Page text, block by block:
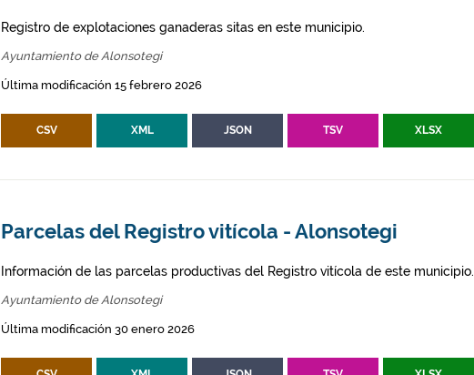
Registro de explotaciones ganaderas sitas en este municipio.
Ayuntamiento de Alonsotegi
Última modificación 15 febrero 2026
CSV XML JSON TSV XLSX
Parcelas del Registro vitícola - Alonsotegi
Información de las parcelas productivas del Registro vitícola de este municipio.
Ayuntamiento de Alonsotegi
Última modificación 30 enero 2026